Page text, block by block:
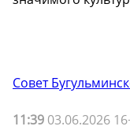
Совет
11:39 03.06.2026